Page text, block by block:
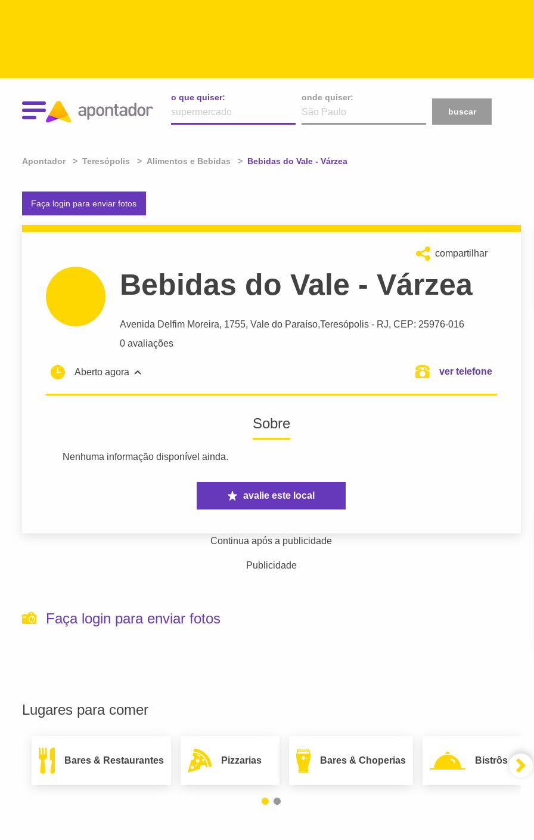
o que quiser:
onde quiser:
buscar
Apontador Teresópolis Alimentos e Bebidas Atual:
Bebidas do Vale - Várzea
Faça login para enviar fotos
compartilhar
Bebidas do Vale - Várzea
Avenida Delfim Moreira, 1755, Vale do Paraíso,Teresópolis - RJ, CEP: 25976-016
0 avaliações
Aberto agora ver telefone
Sobre
Nenhuma informação disponível ainda.
avalie este local
Continua após a publicidade
Publicidade
Faça login para enviar fotos
Lugares para comer
Bares & Restaurantes Pizzarias Bares & Choperias Bistrôs